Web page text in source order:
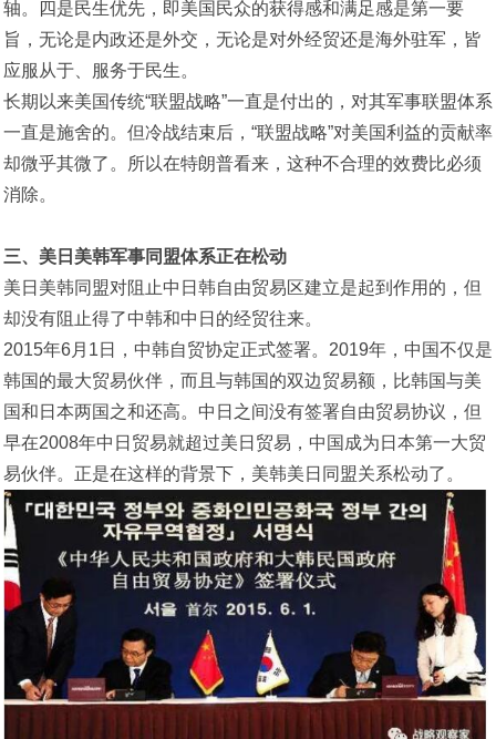
轴。四是民生优先，即美国民众的获得感和满足感是第一要
旨，无论是内政还是外交，无论是对外经贸还是海外驻军，皆
应服从于、服务于民生。
长期以来美国传统“联盟战略”一直是付出的，对其军事联盟体系
一直是施舍的。但冷战结束后，“联盟战略”对美国利益的贡献率
却微乎其微了。所以在特朗普看来，这种不合理的效费比必须
消除。
三、美日美韩军事同盟体系正在松动
美日美韩同盟对阻止中日韩自由贸易区建立是起到作用的，但
却没有阻止得了中韩和中日的经贸往来。
2015年6月1日，中韩自贸协定正式签署。2019年，中国不仅是
韩国的最大贸易伙伴，而且与韩国的双边贸易额，比韩国与美
国和日本两国之和还高。中日之间没有签署自由贸易协议，但
早在2008年中日贸易就超过美日贸易，中国成为日本第一大贸
易伙伴。正是在这样的背景下，美韩美日同盟关系松动了。